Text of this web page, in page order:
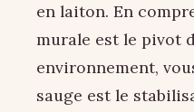
en laiton. En
murale est le pivot
environnement,
sauge est le